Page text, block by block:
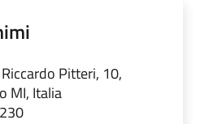
Pitteri, 10,
MI, Italia